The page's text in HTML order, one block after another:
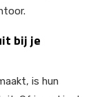
bij je
is hun